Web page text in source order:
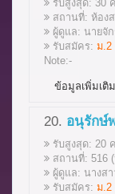
รับสูงสุด: 30
สถานที่: ห้อง
ผู้ดูแล: นายจั
รับสมัคร: ม.2
Note:-
ข้อมูลเพิ่มเติ
20. อนุรักษ์
รับสูงสุด: 20
สถานที่: 516 (
ผู้ดูแล: นางส
รับสมัคร: ม.2